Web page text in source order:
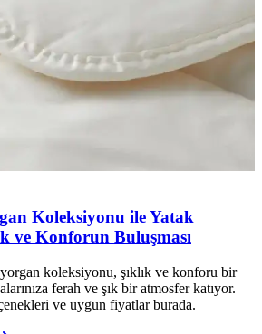
Koleksiyonu ile Yatak
ve Konforun Buluşması
koleksiyonu, şıklık ve konforu bir
ferah ve şık bir atmosfer katıyor.
ve uygun fiyatlar burada.